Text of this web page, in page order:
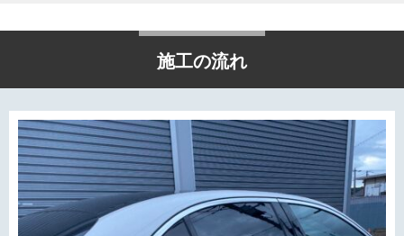
施工の流れ